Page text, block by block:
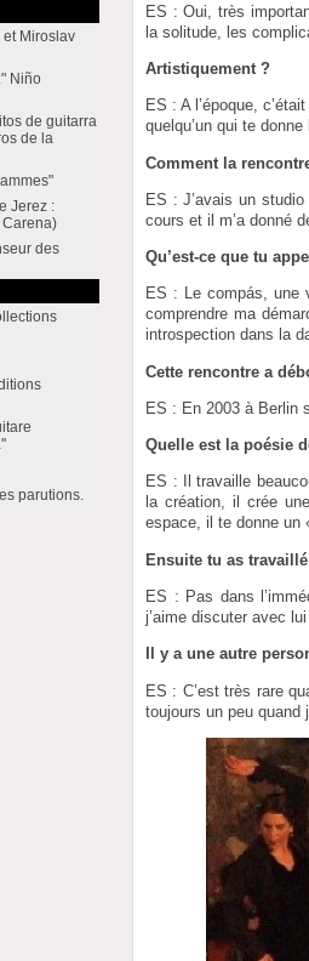
ES : Oui, très
la solitude, les
Artistiquement ?
ES : A l’époque,
quelqu’un qui te
Comment la
ES : J’avais un
cours et il m’a donné
Qu’est-ce que tu
ES : Le compás, une
comprendre ma
introspection dans la
Cette rencontre a
ES : En 2003 à Berlin
Quelle est la poésie
ES : Il travaille
la création, il crée
espace, il te donne un
Ensuite tu as
ES : Pas dans
j’aime discuter avec
Il y a une autre
ES : C’est très rare
toujours un peu quand
et Miroslav
Niño
de guitarra
de la
Jerez :
Carena)
des
parutions.